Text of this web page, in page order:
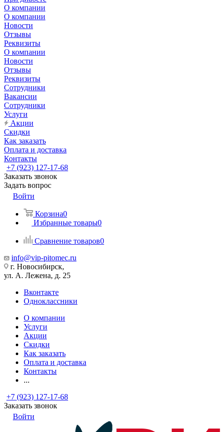
О компании
О компании
Новости
Отзывы
Реквизиты
О компании
Новости
Отзывы
Реквизиты
Сотрудники
Вакансии
Сотрудники
Услуги
Акции
Скидки
Как заказать
Оплата и доставка
Контакты
+7 (923) 127-17-68
Заказать звонок
Задать вопрос
Войти
Корзина0
Избранные товары0
Сравнение товаров0
info@vip-pitomec.ru
г. Новосибирск,
ул. А. Лежена, д. 25
Вконтакте
Одноклассники
О компании
Услуги
Акции
Скидки
Как заказать
Оплата и доставка
Контакты
...
+7 (923) 127-17-68
Заказать звонок
Войти